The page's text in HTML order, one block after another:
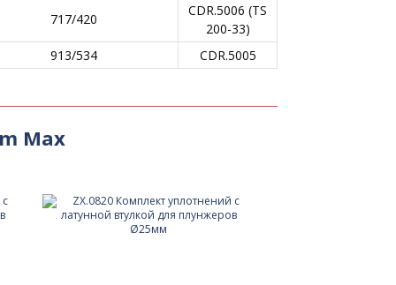
717/420
CDR.5006 (TS
200-33)
913/534
CDR.5005
Max